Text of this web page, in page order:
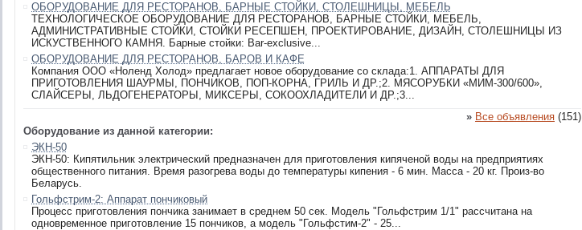
ОБОРУДОВАНИЕ ДЛЯ РЕСТОРАНОВ, БАРНЫЕ СТОЙКИ, СТОЛЕШНИЦЫ, МЕБЕЛЬ
ТЕХНОЛОГИЧЕСКОЕ ОБОРУДОВАНИЕ ДЛЯ РЕСТОРАНОВ, БАРНЫЕ СТОЙКИ, МЕБЕЛЬ,
АДМИНИСТРАТИВНЫЕ СТОЙКИ, СТОЙКИ РЕСЕПШЕН, ПРОЕКТИРОВАНИЕ, ДИЗАЙН, СТОЛЕШНИЦЫ ИЗ
ИСКУСТВЕННОГО КАМНЯ. Барные стойки: Bar-exclusive...
ОБОРУДОВАНИЕ ДЛЯ РЕСТОРАНОВ, БАРОВ И КАФЕ
Компания ООО «Ноленд Холод» предлагает новое оборудование со склада:1. АППАРАТЫ ДЛЯ
ПРИГОТОВЛЕНИЯ ШАУРМЫ, ПОНЧИКОВ, ПОП-КОРНА, ГРИЛЬ И ДР.;2. МЯСОРУБКИ «МИМ-300/600»,
СЛАЙСЕРЫ, ЛЬДОГЕНЕРАТОРЫ, МИКСЕРЫ, СОКООХЛАДИТЕЛИ И ДР.;3...
» Все объявления (151)
Оборудование из данной категории:
ЭКН-50
ЭКН-50: Кипятильник электрический предназначен для приготовления кипяченой воды на предприятиях
общественного питания. Время разогрева воды до температуры кипения - 6 мин. Масса - 20 кг. Произ-во
Беларусь.
Гольфстрим-2: Аппарат пончиковый
Процесс приготовления пончика занимает в среднем 50 сек. Модель "Гольфстрим 1/1" рассчитана на
одновременное приготовление 15 пончиков, а модель "Гольфстим-2" - 25...